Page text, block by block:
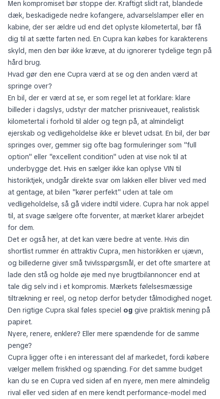
Men kompromiset bør stoppe der. Kraftigt slidt rat, blandede
dæk, beskadigede nedre kofangere, advarselslamper eller en
kabine, der ser ældre ud end det oplyste kilometertal, bør få
dig til at sætte farten ned. En Cupra kan købes for karakterens
skyld, men den bør ikke kræve, at du ignorerer tydelige tegn på
hård brug.
Hvad gør den ene Cupra værd at se og den anden værd at
springe over?
En bil, der er værd at se, er som regel let at forklare: klare
billeder i dagslys, udstyr der matcher prisniveauet, realistisk
kilometertal i forhold til alder og tegn på, at almindeligt
ejerskab og vedligeholdelse ikke er blevet udsat. En bil, der bør
springes over, gemmer sig ofte bag formuleringer som "full
option" eller "excellent condition" uden at vise nok til at
underbygge det. Hvis en sælger ikke kan oplyse VIN til
historiktjek, undgår direkte svar om lakken eller bliver ved med
at gentage, at bilen "kører perfekt" uden at tale om
vedligeholdelse, så gå videre indtil videre. Cupra har nok appel
til, at svage sælgere ofte forventer, at mærket klarer arbejdet
for dem.
Det er også her, at det kan være bedre at vente. Hvis din
shortlist rummer én attraktiv Cupra, men historikken er ujævn,
og billederne giver små tvivlsspørgsmål, er det ofte smartere at
lade den stå og holde øje med nye brugtbilannoncer end at
tale dig selv ind i et kompromis. Mærkets følelsesmæssige
tiltrækning er reel, og netop derfor betyder tålmodighed noget.
Den rigtige Cupra skal føles speciel og give praktisk mening på
papiret.
Nyere, renere, enklere? Eller mere spændende for de samme
penge?
Cupra ligger ofte i en interessant del af markedet, fordi købere
vælger mellem friskhed og spænding. For det samme budget
kan du se en Cupra ved siden af en nyere, men mere almindelig
rival eller ved siden af en mere kendt performance-model med